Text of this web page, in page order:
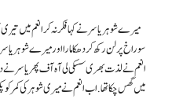
میرے شوہر یاسر نے کہا فکر نہ کر انعم میں
سوراخ پر لن رکھ کر دھکا مارا اور میرے شوہر
انعم نے لذت بھری سسکی لی آہ آف پھر یاسر نے
میں گھس چکا تھا. اب انعم نے میری شوہر کی کمر کو